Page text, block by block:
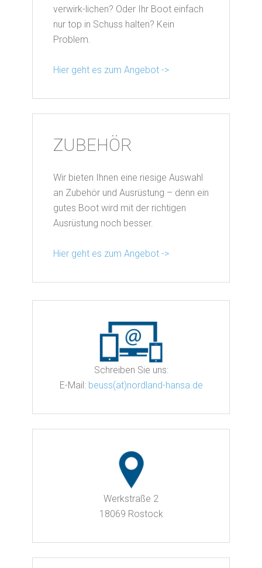
verwirk-lichen? Oder Ihr Boot einfach
nur top in Schuss halten? Kein
Problem.
Hier geht es zum Angebot ->
ZUBEHÖR
Wir bieten Ihnen eine riesige Auswahl
an Zubehör und Ausrüstung – denn ein
gutes Boot wird mit der richtigen
Ausrüstung noch besser.
Hier geht es zum Angebot ->
Schreiben Sie uns:
E-Mail: beuss(at)nordland-hansa.de
Werkstraße 2
18069 Rostock